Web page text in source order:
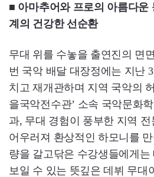
■ 아마추어와 프로의 아름다운
계의 건강한 선순환
무대 위를 수놓을 출연진의 면
번 국악 배달 대장정에는 지난
치고 재개관하며 지역 국악의
을국악전수관’ 소속 국악문화
과, 무대 경험이 풍부한 지역
어우러져 환상적인 하모니를
량을 갈고닦은 수강생들에게는
보일 수 있는 뜻깊은 데뷔 무대